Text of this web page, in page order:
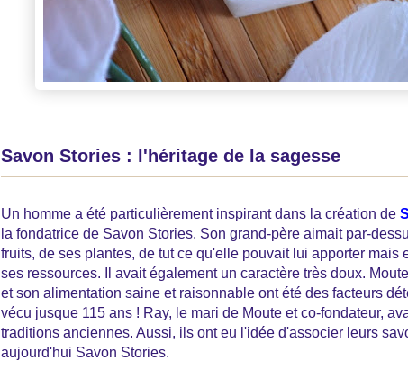
Savon Stories : l'héritage de la sagesse
Un homme a été particulièrement inspirant dans la création de
la fondatrice de Savon Stories. Son grand-père aimait par-
fruits, de ses plantes, de tut ce qu'elle pouvait lui apporter mais
ses ressources. Il avait également un caractère très doux.
et son alimentation saine et raisonnable ont été des facteurs
vécu jusque 115 ans ! Ray, le mari de Moute et co-fondateur,
traditions anciennes. Aussi, ils ont eu l'idée d'associer leurs
aujourd'hui Savon Stories.